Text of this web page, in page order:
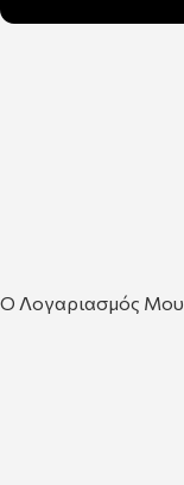
Ο Λογαριασμός Μου